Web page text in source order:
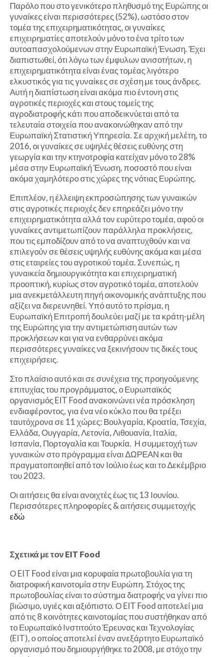
Παρόλο που στο γενικότερο πληθυσμό της Ευρώπης οι
γυναίκες είναι περισσότερες (52%), ωστόσο στον
τομέα της επιχειρηματικότητας, οι γυναίκες
επιχειρηματίες αποτελούν μόνο το ένα τρίτο των
αυτοαπασχολούμενων στην Ευρωπαϊκή Ένωση. Έχει
διαπιστωθεί, ότι λόγω των έμφυλων ανισοτήτων, η
επιχειρηματικότητα είναι ένας τομέας λιγότερο
ελκυστικός για τις γυναίκες σε σχέση με τους άνδρες.
Αυτή η διαπίστωση είναι ακόμα πιο έντονη στις
αγροτικές περιοχές και στους τομείς της
αγροδιατροφής κάτι που αποδεικνύεται από τα
τελευταία στοιχεία που ανακοινώθηκαν από την
Ευρωπαϊκή Στατιστική Υπηρεσία. Σε αρχική μελέτη, το
2016, οι γυναίκες σε υψηλές θέσεις ευθύνης στη
γεωργία και την κτηνοτροφία κατείχαν μόνο το 28%
μέσα στην Ευρωπαϊκή Ένωση, ποσοστό που είναι
ακόμα χαμηλότερο στις χώρες της νότιας Ευρώπης.
Επιπλέον, η έλλειψη εκπροσώπησης των γυναικών
στις αγροτικές περιοχές δεν επηρεάζει μόνο την
επιχειρηματικότητα αλλά τον ευρύτερο τομέα, αφού οι
γυναίκες αντιμετωπίζουν παράλληλα προκλήσεις,
που τις εμποδίζουν από το να αναπτυχθούν και να
επιλεγούν σε θέσεις υψηλής ευθύνης ακόμα και μέσα
στις εταιρείες του αγροτικού τομέα. Συνεπώς, η
γυναικεία δημιουργικότητα και επιχειρηματική
προοπτική, κυρίως στον αγροτικό τομέα, αποτελούν
μια ανεκμετάλλευτη πηγή οικονομικής ανάπτυξης που
αξίζει να διερευνηθεί. Υπό αυτό το πρίσμα, η
Ευρωπαϊκή Επιτροπή δουλεύει μαζί με τα κράτη-μέλη
της Ευρώπης για την αντιμετώπιση αυτών των
προκλήσεων και για να ενθαρρύνει ακόμα
περισσότερες γυναίκες να ξεκινήσουν τις δικές τους
επιχειρήσεις.
Στο πλαίσιο αυτό και σε συνέχεια της προηγούμενης
επιτυχίας του προγράμματος, ο Ευρωπαϊκός
οργανισμός EIT Food ανακοινώνει νέα πρόσκληση
ενδιαφέροντος, για ένα νέο κύκλο που θα τρέξει
ταυτόχρονα σε 11 χώρες: Βουλγαρία, Κροατία, Τσεχία,
Ελλάδα, Ουγγαρία, Λετονία, Λιθουανία, Ιταλία,
Ισπανία, Πορτογαλία και Τουρκία. Η συμμετοχή των
γυναικών στο πρόγραμμα είναι ΔΩΡΕΑΝ και θα
πραγματοποιηθεί από τον Ιούλιο έως και το Δεκέμβριο
του 2023.
Οι αιτήσεις θα είναι ανοιχτές έως τις 13 Ιουνίου.
Περισσότερες πληροφορίες & αιτήσεις συμμετοχής
εδώ
Σχετικά με τον EIT Food
Ο EIT Food είναι μια κορυφαία πρωτοβουλία για τη
διατροφική καινοτομία στην Ευρώπη. Στόχος της
πρωτοβουλίας είναι το σύστημα διατροφής να γίνει πιο
βιώσιμο, υγιές και αξιόπιστο. Ο EIT Food αποτελεί μια
από τις 8 κοινότητες καινοτομίας που συστήθηκαν από
το Ευρωπαϊκό Ινστιτούτο Έρευνας και Τεχνολογίας
(EIT), ο οποίος αποτελεί έναν ανεξάρτητο Ευρωπαϊκό
οργανισμό που δημιουργήθηκε το 2008, με στόχο την